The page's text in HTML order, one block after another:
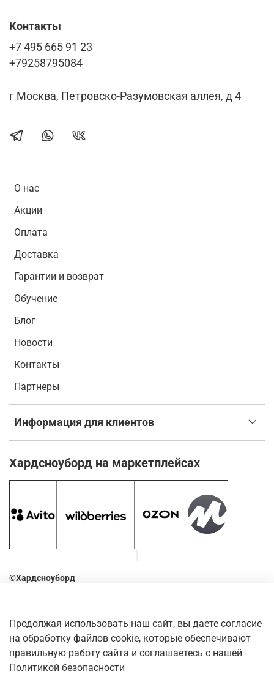
О нас
Акции
Оплата
Доставка
Гарантии и возврат
Обучение
Блог
Новости
Контакты
Партнеры
Информация для клиентов
Контакты
+7 495 665 91 23
+79258795084
г Москва, Петровско-Разумовская аллея, д 4
Хардсноуборд на маркетплейсах
©Хардсноуборд
Оставьте отзыв о нашем магазине. Для этого наведите
камеру телефона на QR-код
Продолжая использовать наш сайт, вы даете согласие
на обработку файлов cookie, которые обеспечивают
правильную работу сайта и соглашаетесь с нашей
Политикой безопасности